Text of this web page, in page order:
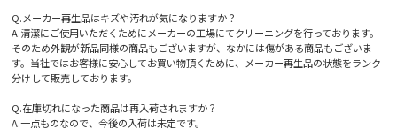
Q.メーカー再生品はキズや汚れが気になりますか？
A.清潔にご使用いただくためにメーカーの工場にてクリーニングを行っております。
そのため外観が新品同様の商品もございますが、なかには傷がある商品もございま
す。当社ではお客様に安心してお買い物頂くために、メーカー再生品の状態をランク
分けして販売しております。
Q.在庫切れになった商品は再入荷されますか？
A.一点ものなので、今後の入荷は未定です。